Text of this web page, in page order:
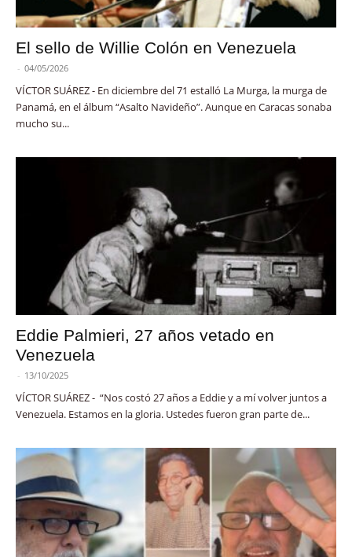
El sello de Willie Colón en Venezuela
- 04/05/2026
VÍCTOR SUÁREZ - En diciembre del 71 estalló La Murga, la murga de
Panamá, en el álbum “Asalto Navideño”. Aunque en Caracas sonaba
mucho su...
Eddie Palmieri, 27 años vetado en
Venezuela
- 13/10/2025
VÍCTOR SUÁREZ - “Nos costó 27 años a Eddie y a mí volver juntos a
Venezuela. Estamos en la gloria. Ustedes fueron gran parte de...